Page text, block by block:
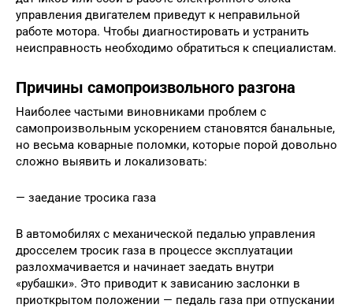
управления двигателем приведут к неправильной
работе мотора. Чтобы диагностировать и устранить
неисправность необходимо обратиться к специалистам.
Причины самопроизвольного разгона
Наиболее частыми виновниками проблем с
самопроизвольным ускорением становятся банальные,
но весьма коварные поломки, которые порой довольно
сложно выявить и локализовать:
— заедание тросика газа
В автомобилях с механической педалью управления
дросселем тросик газа в процессе эксплуатации
разлохмачивается и начинает заедать внутри
«рубашки». Это приводит к зависанию заслонки в
приоткрытом положении — педаль газа при отпускании